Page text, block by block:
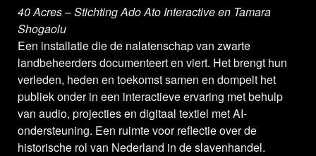
40 Acres – Stichting Ado Ato Interactive en Tamara
Shogaolu
Een installatie die de nalatenschap van zwarte
landbeheerders documenteert en viert. Het brengt hun
verleden, heden en toekomst samen en dompelt het
publiek onder in een interactieve ervaring met behulp
van audio, projecties en digitaal textiel met AI-
ondersteuning. Een ruimte voor reflectie over de
historische rol van Nederland in de slavenhandel.